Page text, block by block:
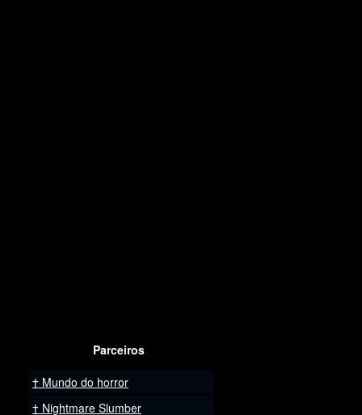
Parceiros
Mundo do horror
Nightmare Slumber